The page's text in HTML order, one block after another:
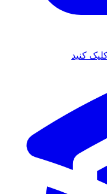
کنید